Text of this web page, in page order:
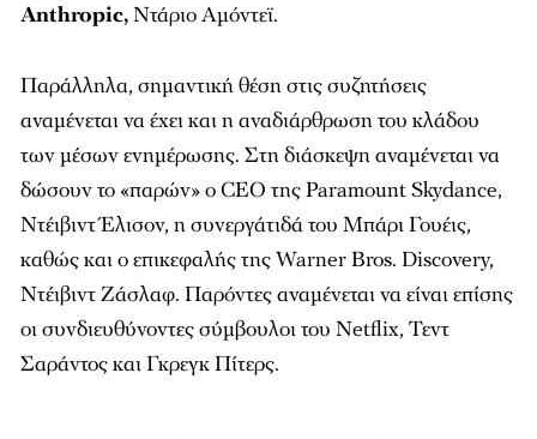
Anthropic,Ντάριο Αμόντεϊ.
Παράλληλα, σημαντική θέση στις συζητήσεις
αναμένεται να έχει και η αναδιάρθρωση του κλάδου
των μέσων ενημέρωσης. Στη διάσκεψη αναμένεται να
δώσουν το «παρών» ο CEO της Paramount Skydance,
Ντέιβιντ Έλισον, η συνεργάτιδά του Μπάρι Γουέις,
καθώς και ο επικεφαλής της Warner Bros. Discovery,
Ντέιβιντ Ζάσλαφ. Παρόντες αναμένεται να είναι επίσης
οι συνδιευθύνοντες σύμβουλοι του Netflix, Τεντ
Σαράντος και Γκρεγκ Πίτερς.